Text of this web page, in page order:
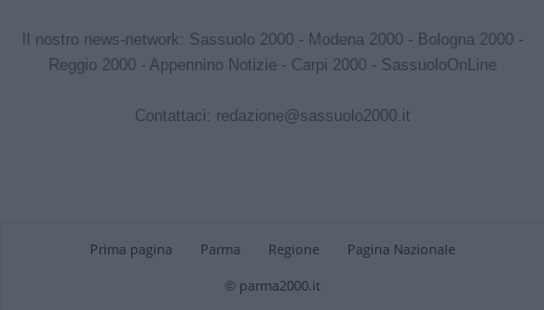
Il nostro news-network: Sassuolo 2000- Modena 2000- Bologna 2000-
Reggio 2000- Appennino Notizie - Carpi 2000- SassuoloOnLine
Contattaci: redazione@sassuolo2000.it
Prima pagina Parma Regione
Pagina Nazionale
© parma2000.it